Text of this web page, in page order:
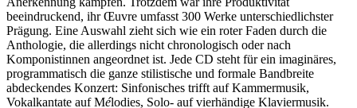
beeindruckend, ihr Œuvre umfasst 300 Werke unterschiedlichster
Prägung. Eine Auswahl zieht sich wie ein roter Faden durch die
Anthologie, die allerdings nicht chronologisch oder nach
Komponistinnen angeordnet ist. Jede CD steht für ein imaginäres,
programmatisch die ganze stilistische und formale Bandbreite
abdeckendes Konzert: Sinfonisches trifft auf Kammermusik,
Vokalkantate auf Mélodies, Solo- auf vierhändige Klaviermusik.